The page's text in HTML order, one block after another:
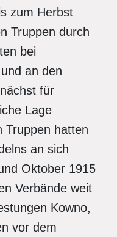
zum Herbst
Truppen durch
bei
an den
für
Lage
Truppen hatten
an sich
Oktober 1915
Verbände weit
Kowno,
vor dem